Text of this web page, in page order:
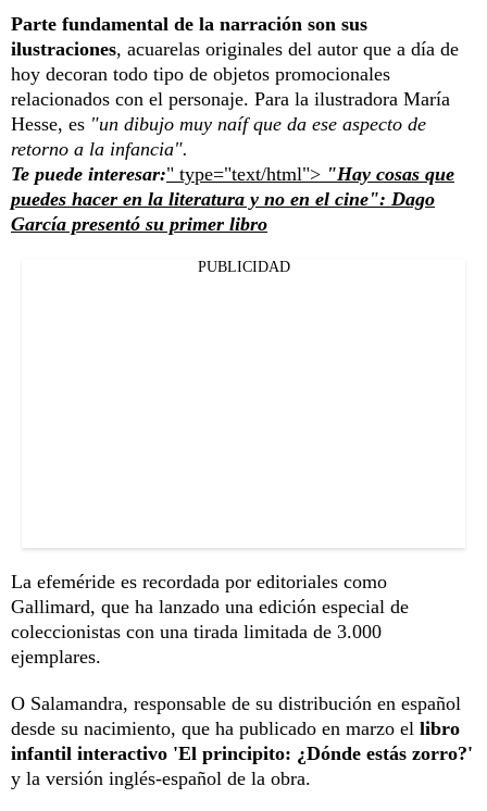
Parte fundamental de la narración son sus
ilustraciones, acuarelas originales del autor que a día de
hoy decoran todo tipo de objetos promocionales
relacionados con el personaje. Para la ilustradora María
Hesse, es "un dibujo muy naíf que da ese aspecto de
retorno a la infancia".
Te puede interesar:" type="text/html"> "Hay cosas que
puedes hacer en la literatura y no en el cine": Dago
García presentó su primer libro
PUBLICIDAD
La efeméride es recordada por editoriales como
Gallimard, que ha lanzado una edición especial de
coleccionistas con una tirada limitada de 3.000
ejemplares.
O Salamandra, responsable de su distribución en español
desde su nacimiento, que ha publicado en marzo el libro
infantil interactivo 'El principito: ¿Dónde estás zorro?'
y la versión inglés-español de la obra.